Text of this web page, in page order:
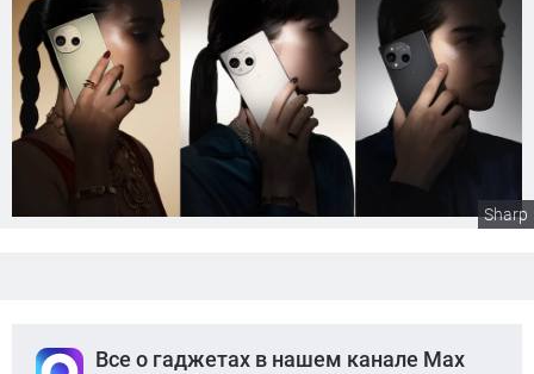
Sharp
Все о гаджетах в нашем канале Max